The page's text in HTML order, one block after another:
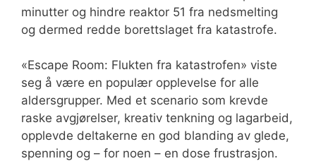
minutter og hindre reaktor 51 fra nedsmelting
og dermed redde borettslaget fra katastrofe.
«Escape Room: Flukten fra katastrofen» viste
seg å være en populær opplevelse for alle
aldersgrupper. Med et scenario som krevde
raske avgjørelser, kreativ tenkning og lagarbeid,
opplevde deltakerne en god blanding av glede,
spenning og – for noen – en dose frustrasjon.